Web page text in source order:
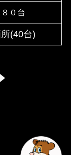
８０台
所(40台)